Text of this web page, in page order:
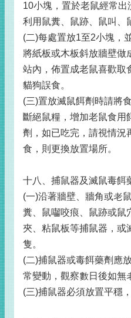
10小塊，置於老鼠經常
利用鼠糞、鼠跡、鼠叫、
(二)每處置放1至2小塊，
將紙板或木板斜放牆壁做
站內，佈置成老鼠喜歡取
貓狗誤食。
(三)置放滅鼠餌劑時請將
斷絕鼠糧，增加老鼠食用
劑，如已吃完，請視情況
食，則更換放置場所。
十八、捕鼠器及滅鼠毒餌
(一)沿著牆壁、牆角或老
糞、鼠囓咬痕、鼠跡或鼠
夾、粘鼠板等捕鼠器，或
隻。
(二)捕鼠器或毒餌藥劑應
常變動，觀察數日後如無
(三)捕鼠器必須放置平穩